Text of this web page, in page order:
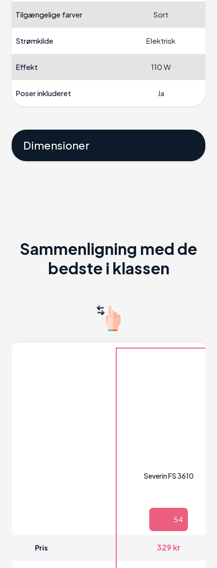
Tilgængelige farver Sort
Strømkilde Elektrisk
Effekt 110 W
Poser inkluderet Ja
Dimensioner
Sammenligning med de
bedste i klassen
Severin FS 3610
54
Pris 329 kr